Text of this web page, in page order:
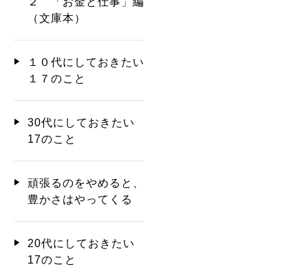
（文庫本）
１０代にしておきたい
１７のこと
30代にしておきたい
17のこと
頑張るのをやめると、
豊かさはやってくる
20代にしておきたい
17のこと